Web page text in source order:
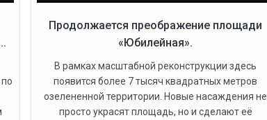
Продолжается преображение площади
«Юбилейная».
В рамках масштабной реконструкции здесь
появится более 7 тысяч квадратных метров
озелененной территории. Новые насаждения не
просто украсят площадь, но и сделают её